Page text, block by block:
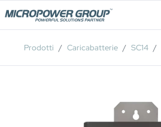
Posti Vacanti
Prodotti Caricabatterie SC14